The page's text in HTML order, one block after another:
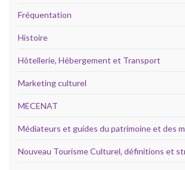
Fréquentation
Histoire
Hôtellerie, Hébergement et Transport
Marketing culturel
MECENAT
Médiateurs et guides du patrimoine et des
Nouveau Tourisme Culturel, définitions et